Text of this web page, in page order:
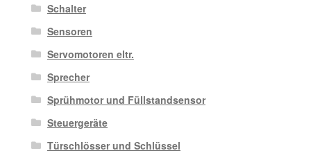
Schalter
Sensoren
Servomotoren eltr.
Sprecher
Sprühmotor und Füllstandsensor
Steuergeräte
Türschlösser und Schlüssel